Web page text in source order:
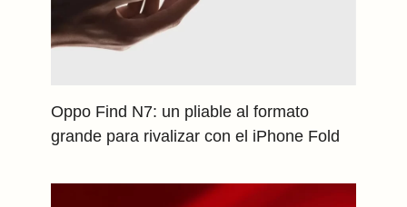
Oppo Find N7: un pliable al formato
grande para rivalizar con el iPhone Fold